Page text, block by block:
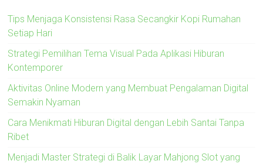
Tips Menjaga Konsistensi Rasa Secangkir Kopi Rumahan
Setiap Hari
Strategi Pemilihan Tema Visual Pada Aplikasi Hiburan
Kontemporer
Aktivitas Online Modern yang Membuat Pengalaman Digital
Semakin Nyaman
Cara Menikmati Hiburan Digital dengan Lebih Santai Tanpa
Ribet
Menjadi Master Strategi di Balik Layar Mahjong Slot yang